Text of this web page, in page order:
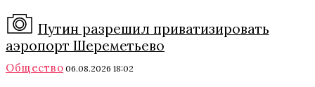
Путин разрешил приватизировать
аэропорт Шереметьево
Общество 06.08.2026 18:02